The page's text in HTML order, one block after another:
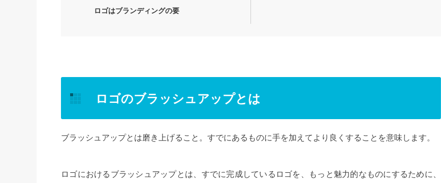
ロゴはブランディングの要
ロゴのブラッシュアップとは
ブラッシュアップとは磨き上げること。すでにあるものに手を加えてより良くすることを意味します。
ロゴにおけるブラッシュアップとは、すでに完成しているロゴを、もっと魅力的なものにするために、